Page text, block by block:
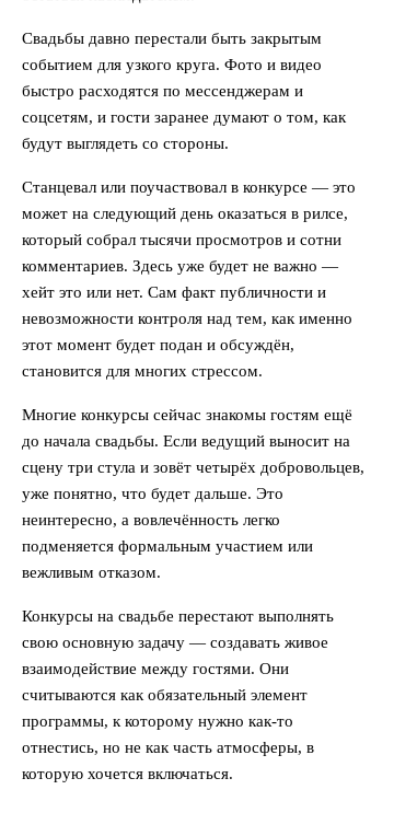
Свадьбы давно перестали быть закрытым
событием для узкого круга. Фото и видео
быстро расходятся по мессенджерам и
соцсетям, и гости заранее думают о том, как
будут выглядеть со стороны.
Станцевал или поучаствовал в конкурсе — это
может на следующий день оказаться в рилсе,
который собрал тысячи просмотров и сотни
комментариев. Здесь уже будет не важно —
хейт это или нет. Сам факт публичности и
невозможности контроля над тем, как именно
этот момент будет подан и обсуждён,
становится для многих стрессом.
Многие конкурсы сейчас знакомы гостям ещё
до начала свадьбы. Если ведущий выносит на
сцену три стула и зовёт четырёх добровольцев,
уже понятно, что будет дальше. Это
неинтересно, а вовлечённость легко
подменяется формальным участием или
вежливым отказом.
Конкурсы на свадьбе перестают выполнять
свою основную задачу — создавать живое
взаимодействие между гостями. Они
считываются как обязательный элемент
программы, к которому нужно как-то
отнестись, но не как часть атмосферы, в
которую хочется включаться.